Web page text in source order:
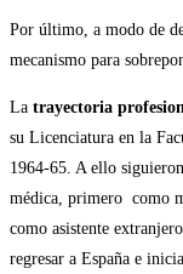
Por último, a modo de
mecanismo para
La trayectoria
su Licenciatura en la
1964-65. A ello
médica, primero como
como asistente
regresar a España e